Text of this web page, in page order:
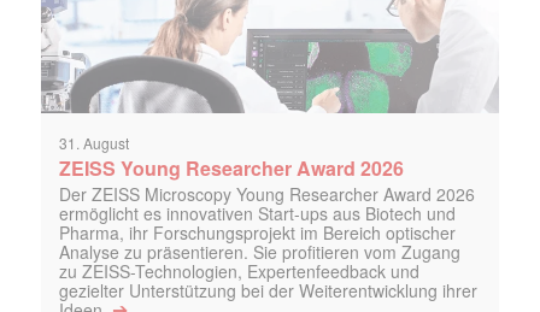
31. August
ZEISS Young Researcher Award 2026
Der ZEISS Microscopy Young Researcher Award 2026
ermöglicht es innovativen Start-ups aus Biotech und
Pharma, ihr Forschungsprojekt im Bereich optischer
Analyse zu präsentieren. Sie profitieren vom Zugang
zu ZEISS-Technologien, Expertenfeedback und
gezielter Unterstützung bei der Weiterentwicklung ihrer